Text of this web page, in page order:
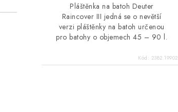
Pláštěnka na batoh Deuter
Raincover III jedná se o nevětší
verzi pláštěnky na batoh určenou
pro batohy o objemech 45 – 90 l.
Kód: 2382.19902